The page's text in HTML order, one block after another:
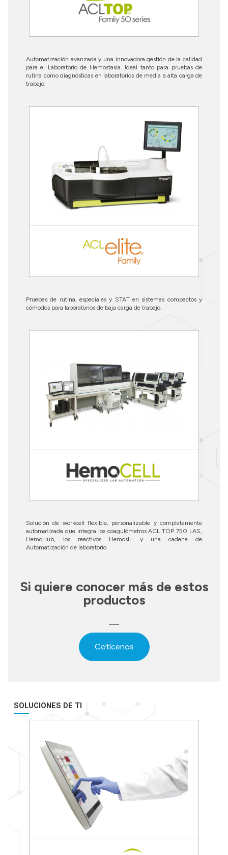
Automatización avanzada y una innovadora gestión de la calidad
para el Laboratorio de Hemostasia. Ideal tanto para pruebas de
rutina como diagnósticas en laboratorios de media a alta carga de
trabajo.
Pruebas de rutina, especiales y STAT en sistemas compactos y
cómodos para laboratorios de baja carga de trabajo.
Solución de workcell flexible, personalizable y completamente
automatizada que integra los coagulómetros ACL TOP 750 LAS,
HemoHub, los reactivos HemosIL y una cadena de
Automatización de laboratorio.
Si quiere conocer más de estos
productos
Cotícenos
SOLUCIONES DE TI